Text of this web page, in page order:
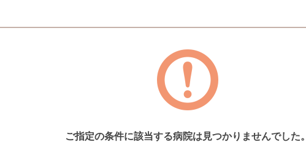
ご指定の条件に該当する病院は見つかりませんでした。